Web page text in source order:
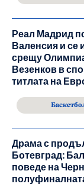
Реал Мадрид
Валенсия и се
срещу
Везенков в
титлата на
Драма с
Ботевград:
поведе на